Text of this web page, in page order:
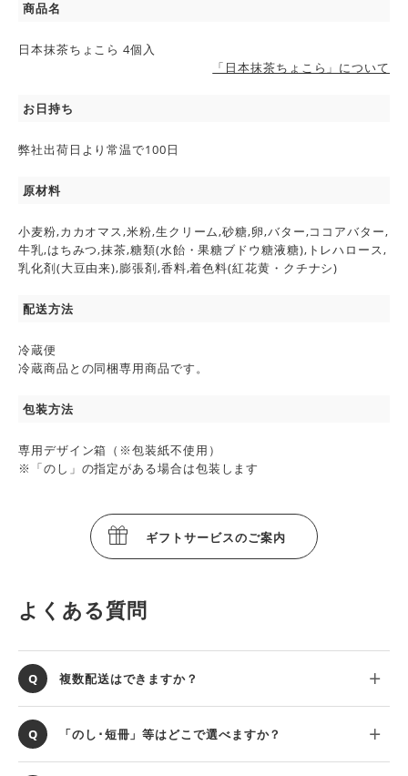
商品名
日本抹茶ちょこら 4個入
「日本抹茶ちょこら」について
お日持ち
弊社出荷日より常温で100日
原材料
小麦粉,カカオマス,米粉,生クリーム,砂糖,卵,バター,ココアバター,
牛乳,はちみつ,抹茶,糖類(水飴・果糖ブドウ糖液糖),トレハロース,
乳化剤(大豆由来),膨張剤,香料,着色料(紅花黄・クチナシ)
配送方法
冷蔵便
冷蔵商品との同梱専用商品です。
包装方法
専用デザイン箱（※包装紙不使用）
※「のし」の指定がある場合は包装します
ギフトサービスのご案内
よくある質問
複数配送はできますか？
「のし･短冊」等はどこで選べますか？